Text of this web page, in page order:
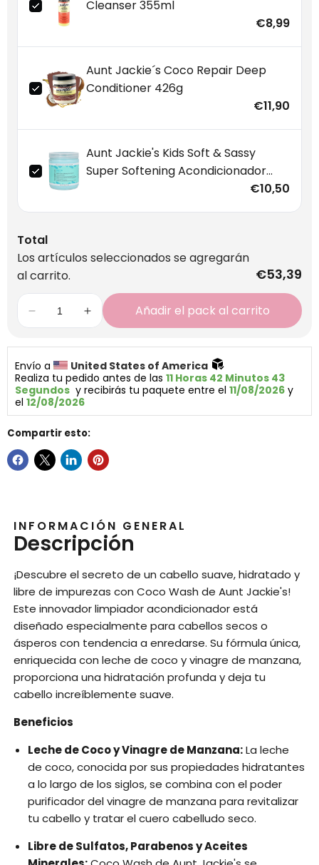
Cleanser 355ml
€8,99
Aunt Jackie´s Coco Repair Deep
Conditioner 426g
€11,90
Aunt Jackie's Kids Soft & Sassy
Super Softening Acondicionador
€10,50
Total
Los artículos seleccionados se agregarán
al carrito.
€53,39
Añadir el pack al carrito
Envío a
United States of America
Realiza tu pedido antes de las 11 Horas 42 Minutos 42
Segundos
  y recibirás tu paquete entre el
11/08/2026 y
el 12/08/2026
Compartir esto:
INFORMACIÓN GENERAL
Descripción
¡Descubre el secreto de un cabello suave, hidratado y
libre de impurezas con Coco Wash de Aunt Jackie's!
Este innovador limpiador acondicionador está
diseñado especialmente para cabellos secos o
ásperos con tendencia a enredarse. Su fórmula única,
enriquecida con leche de coco y vinagre de manzana,
proporciona una hidratación profunda y deja tu
cabello increíblemente suave.
Beneficios
Leche de Coco y Vinagre de Manzana:La leche
de coco, conocida por sus propiedades hidratantes
a lo largo de los siglos, se combina con el poder
purificador del vinagre de manzana para revitalizar
tu cabello y tratar el cuero cabelludo seco.
Libre de Sulfatos, Parabenos y Aceites